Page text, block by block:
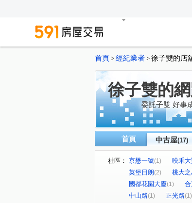
首頁 > 經紀業者 > 徐子雙的店
徐子雙的
委託子雙 好事
首頁 中古屋(17)
社區： 京懋一號(1) 映禾
英堡日朗(2) 桃大
國都花園大廈(1)
中山路(1) 正光路(1)